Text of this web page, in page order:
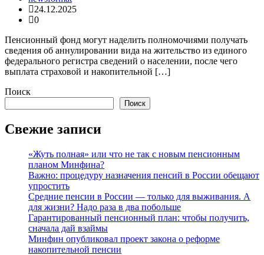
24.12.2025
0
Пенсионный фонд могут наделить полномочиями получать
сведения об аннулировании вида на жительство из единого
федерального регистра сведений о населении, после чего
выплата страховой и накопительной […]
Поиск
Поиск
Свежие записи
«Жуть полная» или что не так с новым пенсионным
планом Минфина?
Важно: процедуру назначения пенсий в России обещают
упростить
Средние пенсии в России — только для выживания. А
для жизни? Надо раза в два побольше
Гарантированный пенсионный план: чтобы получить,
сначала дай взаймы
Минфин опубликовал проект закона о реформе
накопительной пенсии